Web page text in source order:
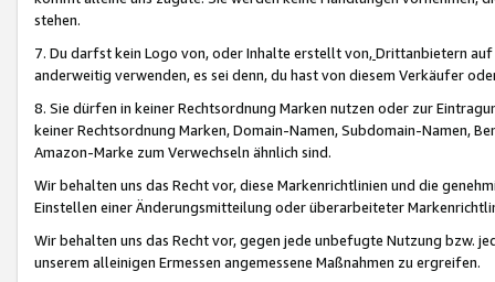
stehen.
7. Du darfst kein Logo von, oder Inhalte erstellt von,Drittanbietern auf
anderweitig verwenden, es sei denn, du hast von diesem Verkäufer
8. Sie dürfen in keiner Rechtsordnung Marken nutzen oder zur
keiner Rechtsordnung Marken, Domain-Namen, Subdomain-Namen,
Amazon-Marke zum Verwechseln ähnlich sind.
Wir behalten uns das Recht vor, diese Markenrichtlinien und die
Einstellen einer Änderungsmitteilung oder überarbeiteter
Wir behalten uns das Recht vor, gegen jede unbefugte Nutzung bzw.
unserem alleinigen Ermessen angemessene Maßnahmen zu ergreifen.